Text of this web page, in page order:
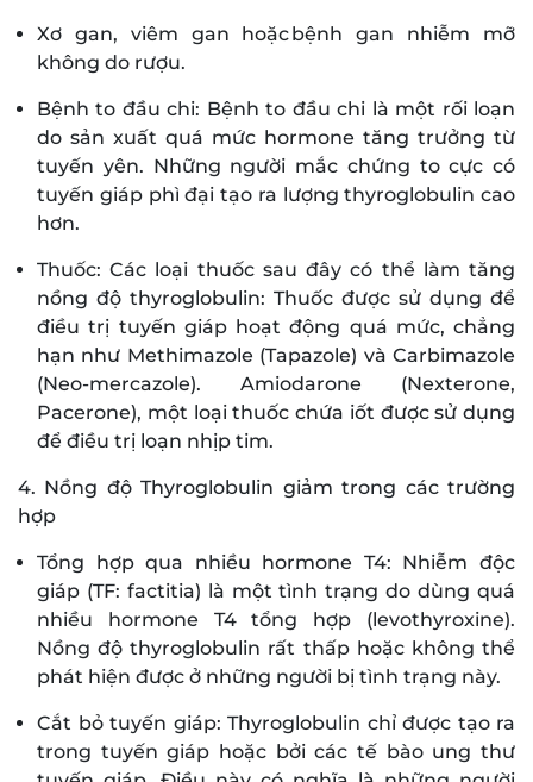
Xơ gan, viêm gan hoặc bệnh gan nhiễm mỡ
không do rượu.
Bệnh to đầu chi: Bệnh to đầu chi là một rối loạn
do sản xuất quá mức hormone tăng trưởng từ
tuyến yên. Những người mắc chứng to cực có
tuyến giáp phì đại tạo ra lượng thyroglobulin cao
hơn.
Thuốc: Các loại thuốc sau đây có thể làm tăng
nồng độ thyroglobulin: Thuốc được sử dụng để
điều trị tuyến giáp hoạt động quá mức, chẳng
hạn như Methimazole (Tapazole) và Carbimazole
(Neo-mercazole). Amiodarone (Nexterone,
Pacerone), một loại thuốc chứa iốt được sử dụng
để điều trị loạn nhịp tim.
4. Nồng độ Thyroglobulin giảm trong các trường
hợp
Tổng hợp qua nhiều hormone T4: Nhiễm độc
giáp (TF: factitia) là một tình trạng do dùng quá
nhiều hormone T4 tổng hợp (levothyroxine).
Nồng độ thyroglobulin rất thấp hoặc không thể
phát hiện được ở những người bị tình trạng này.
Cắt bỏ tuyến giáp: Thyroglobulin chỉ được tạo ra
trong tuyến giáp hoặc bởi các tế bào ung thư